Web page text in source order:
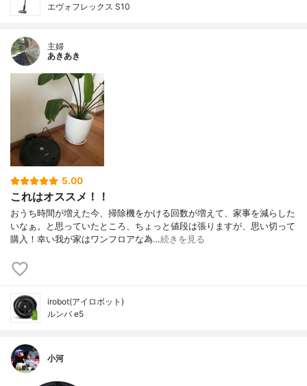
エヴォフレックス S10
主婦
あきあき
5.00
これはオススメ！！
おうち時間が増えた今、掃除機をかける回数が増えて、家事を減らした
いなぁ。と思っていたところ、ちょっと値段は張りますが、思い切って
購入！幸い我が家はワンフロアな為…続きを見る
irobot(アイロボット)
ルンバ e5
小河